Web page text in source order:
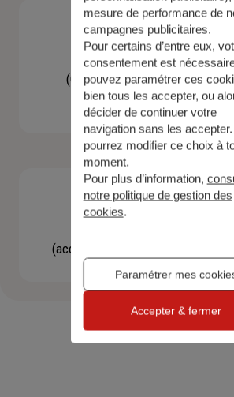
Contacter un agent
(Obtenir un devis, une
bilan...)
(accéder à l'espace client, gérer
mesure de performance de
campagnes publicitaires.
Pour certains d’entre eux,
consentement est
pouvez paramétrer ces
bien tous les accepter, ou
décider de continuer votre
navigation sans les
pourrez modifier ce choix à
moment.
Pour plus d’information,
notre politique de gestion des
cookies.
Paramétrer mes
Accepter & fermer